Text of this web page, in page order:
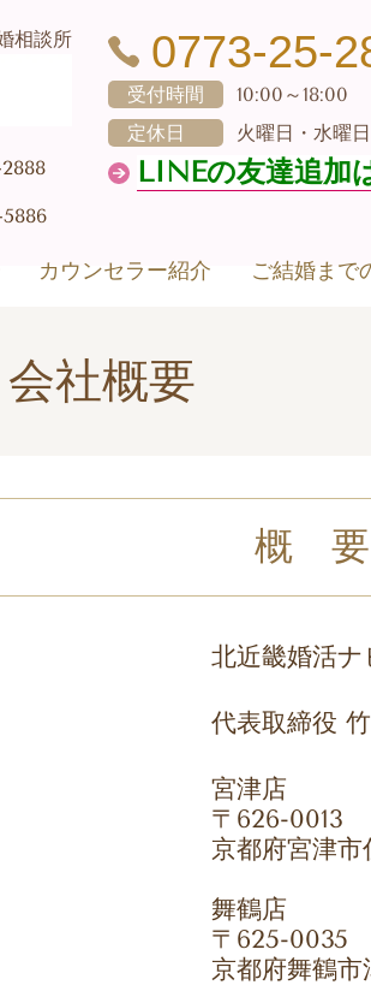
相談所 0773-25-
受付時間
10:00～18:00
定休日
火曜日・水曜日
LINEの友達追加
カウンセラー紹介 ご結婚まで
会社概要
概 要
北近畿婚活
代表取締役
宮津店
〒626-0013
京都府宮津市
舞鶴店
〒625-0035
京都府舞鶴市